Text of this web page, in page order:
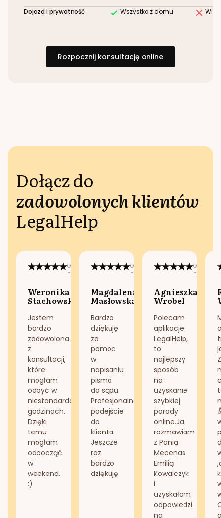
Dojazd i prywatność Wszystko z domu
Rozpocznij konsultację online
Dołącz do
zadowolonych klientów
LegalHelp
Opublikowano
na:
Weronika
Stachowska
Jestem
bardzo
zadowolona
z
konsultacji,
które
mogłam
odbyć w
niestandardowych
godzinach.
Dzięki
temu
mogłam
odpocząć
w
weekend.
:)
Opublikowano
na:
Magdalena
Masłowska
Bardzo
dziękuję
za
pomoc
w
napisaniu
pisma
do sądu.
Profesjonalne
podejście
do
klienta.
Jeszcze
raz
bardzo
dziękuję.
na:
Agnieszka
Wrobel
Polecam
aplikacje
LegalHelp,
to
najlepszy
sposób
na
uzyskanie
szybkiej
porady
online.Ja
rozmawiam
z Panią
Mecenas
Emilią
Kowalczyk
i
uzyskałam
odpowiedzi
na